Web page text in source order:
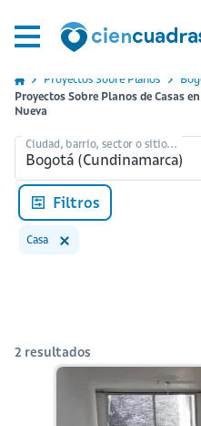
Proyectos Sobre Planos
Proyectos Sobre Planos de Casas
Nueva
Ciudad, barrio, sector o sitio...
Filtros
Casa
2 resultados